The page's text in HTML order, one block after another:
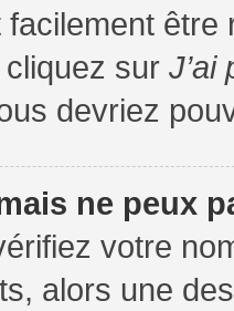
sur J’ai
devriez
ne peux
votre
alors une